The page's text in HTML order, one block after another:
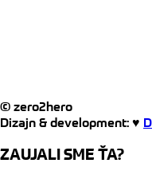
© zero2hero
Dizajn & development: ♥
ZAUJALI SME ŤA?